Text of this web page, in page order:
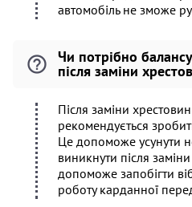
автомобіль не зможе
Чи потрібно
після заміни
Після заміни
рекомендується
Це допоможе усунути
виникнути після
допоможе запобігти
роботу карданної